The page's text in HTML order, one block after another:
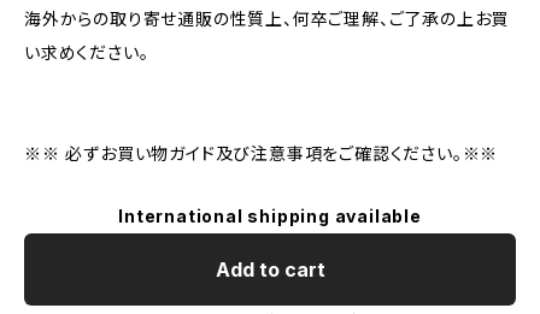
海外からの取り寄せ通販の性質上、何卒ご理解、ご了承の上お買
い求めください。
※※ 必ずお買い物ガイド及び注意事項をご確認ください。※※
International shipping available
Add to cart